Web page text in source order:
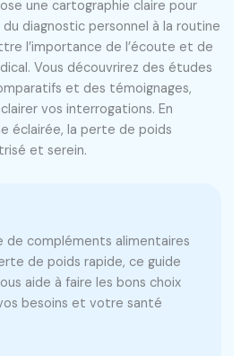
une cartographie claire pour
diagnostic personnel à la routine
l’importance de l’écoute et de
Vous découvrirez des études
et des témoignages,
vos interrogations. En
éclairée, la perte de poids
et serein.
de compléments alimentaires
de poids rapide, ce guide
aide à faire les bons choix
besoins et votre santé